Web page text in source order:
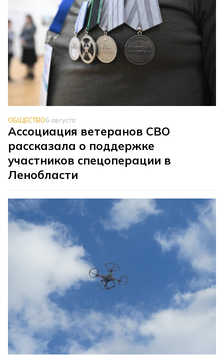
ОБЩЕСТВО6 августа
Ассоциация ветеранов СВО
рассказала о поддержке
участников спецоперации в
Ленобласти